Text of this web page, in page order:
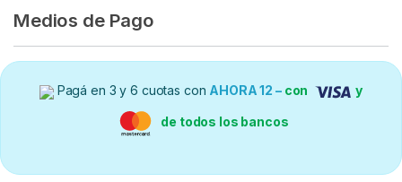
Medios de Pago
Pagá en 3 y 6 cuotas con AHORA 12 – con y
de todos los bancos